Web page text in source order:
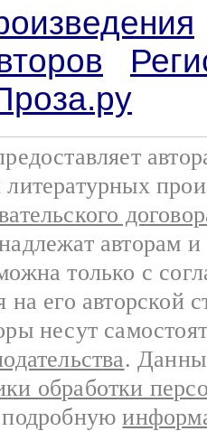
авторам
только с
на его авторской
несут
.
обработки
подробную